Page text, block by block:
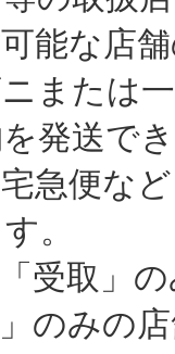
能な店
たは一
発送で
便など
。
取」の
みの店